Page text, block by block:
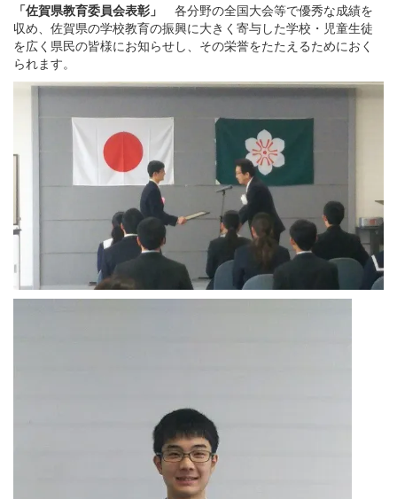
「佐賀県教育委員会表彰」 各分野の全国大会等で優秀な成績を
収め、佐賀県の学校教育の振興に大きく寄与した学校・児童生徒
を広く県民の皆様にお知らせし、その栄誉をたたえるためにおく
られます。